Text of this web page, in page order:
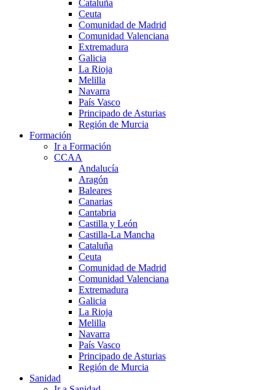
Cataluña
Ceuta
Comunidad de Madrid
Comunidad Valenciana
Extremadura
Galicia
La Rioja
Melilla
Navarra
País Vasco
Principado de Asturias
Región de Murcia
Formación
Ir a Formación
CCAA
Andalucía
Aragón
Baleares
Canarias
Cantabria
Castilla y León
Castilla-La Mancha
Cataluña
Ceuta
Comunidad de Madrid
Comunidad Valenciana
Extremadura
Galicia
La Rioja
Melilla
Navarra
País Vasco
Principado de Asturias
Región de Murcia
Sanidad